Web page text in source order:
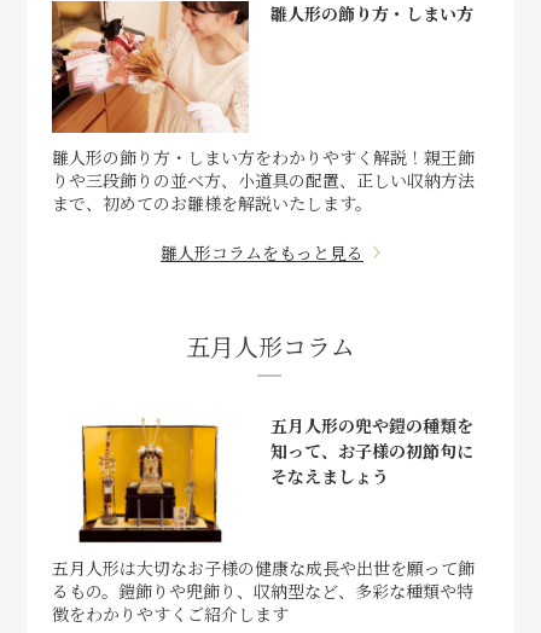
雛人形の飾り方・しまい方
雛人形の飾り方・しまい方をわかりやすく解説！親王飾
りや三段飾りの並べ方、小道具の配置、正しい収納方法
まで、初めてのお雛様を解説いたします。
雛人形コラムをもっと見る
五月人形コラム
五月人形の兜や鎧の種類を
知って、お子様の初節句に
そなえましょう
五月人形は大切なお子様の健康な成長や出世を願って飾
るもの。鎧飾りや兜飾り、収納型など、多彩な種類や特
徴をわかりやすくご紹介します